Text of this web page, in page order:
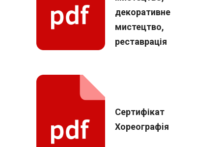
декоративне
мистецтво,
реставрація
Сертифікат
Хореографiя